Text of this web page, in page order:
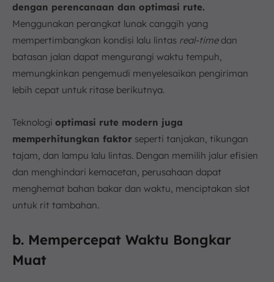
dengan perencanaan dan optimasi rute.
Menggunakan perangkat lunak canggih yang
mempertimbangkan kondisi lalu lintas real-timedan
batasan jalan dapat mengurangi waktu tempuh,
memungkinkan pengemudi menyelesaikan pengiriman
lebih cepat untuk ritase berikutnya.
Teknologi optimasi rute modern juga
memperhitungkan faktor seperti tanjakan, tikungan
tajam, dan lampu lalu lintas. Dengan memilih jalur efisien
dan menghindari kemacetan, perusahaan dapat
menghemat bahan bakar dan waktu, menciptakan slot
untuk rit tambahan.
b. Mempercepat Waktu Bongkar
Muat